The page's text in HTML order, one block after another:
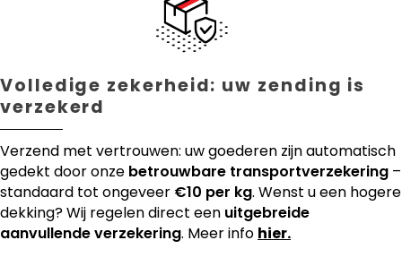
Volledige zekerheid: uw zending is
verzekerd
Verzend met vertrouwen: uw goederen zijn automatisch
gedekt door onze betrouwbare transportverzekering –
standaard tot ongeveer €10 per kg. Wenst u een hogere
dekking? Wij regelen direct een uitgebreide
aanvullende verzekering. Meer info hier.